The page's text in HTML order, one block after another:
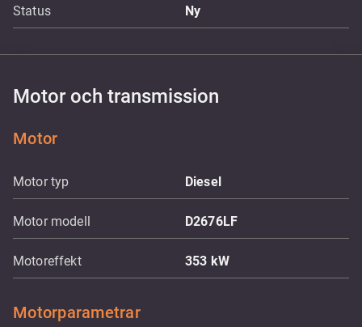
Status Ny
Motor och transmission
Motor
Motor typ Diesel
Motor modell D2676LF
Motoreffekt 353 kW
Motorparametrar